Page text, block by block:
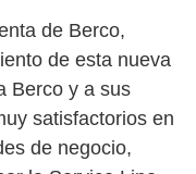
de Berco,
de esta nueva
Berco y a sus
satisfactorios en
de negocio,